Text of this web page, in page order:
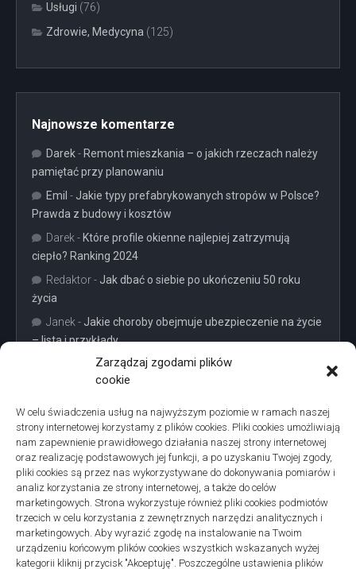
Zarządzaj zgodami plików
cookie
W celu świadczenia usług na najwyższym poziomie w ramach naszej
strony internetowej korzystamy z plików cookies. Pliki cookies umożliwiają
nam zapewnienie prawidłowego działania naszej strony internetowej
oraz realizację podstawowych jej funkcji, a po uzyskaniu Twojej zgody,
pliki cookies są przez nas wykorzystywane do dokonywania pomiarów i
analiz korzystania ze strony internetowej, a także do celów
marketingowych. Strona wykorzystuje również pliki cookies podmiotów
trzecich w celu korzystania z zewnętrznych narzędzi analitycznych i
marketingowych. Aby wyrazić zgodę na instalowanie na Twoim
urządzeniu końcowym plików cookies wszystkich wskazanych wyżej
kategorii kliknij przycisk "Akceptuję". Poszczególne ustawienia plików
Usługi (76)
Zdrowie, Medycyna (125)
Najnowsze komentarze
Darek- Remont mieszkania – o jakich rzeczach należy
pamiętać przy planowaniu
Emil - Jakie typy prefabrykowanych stropów w Polsce?
Prawda z budowy i kosztów
Darek - Które profile okienne najlepiej zatrzymują
ciepło? Ranking 2024
Redaktor- Jak dbać o siebie po ukończeniu 50 roku
życia
Janek - Jakie choroby obejmuje ubezpieczenie na życie
– lista i przykłady
Projekty domów Podkarpacie
linki z nap